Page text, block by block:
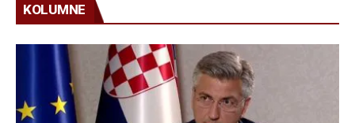
KOLUMNE